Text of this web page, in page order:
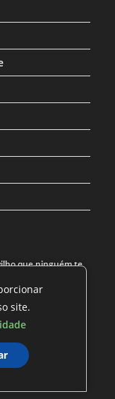
que ninguém te
Minha Casa Minha
no Bolso — e a
site.